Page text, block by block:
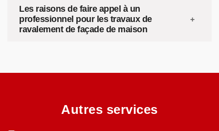
Les raisons de faire appel à un
professionnel pour les travaux de
ravalement de façade de maison
Autres services